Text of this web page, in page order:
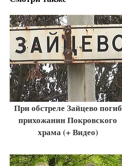
При обстреле Зайцево погиб
прихожанин Покровского
храма (+ Видео)